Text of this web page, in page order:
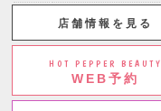
店舗情報を見る
HOT PEPPER BEAUTY
WEB予約